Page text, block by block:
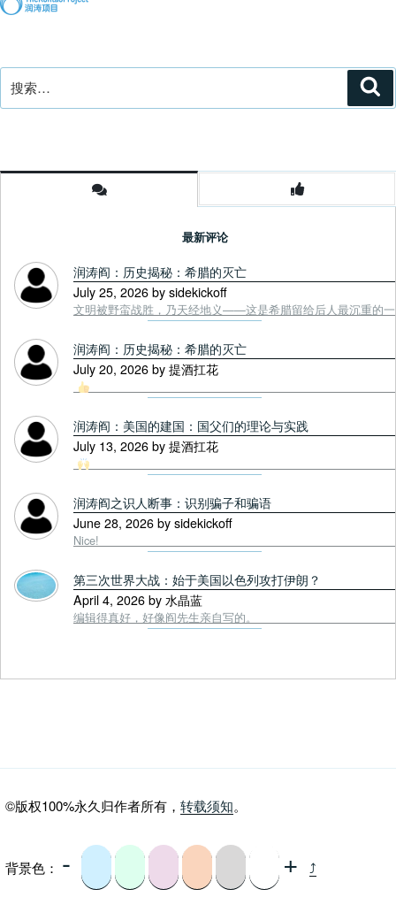
索：
最新评论
润涛阎：历史揭秘：希腊的灭亡
July 25, 2026 by sidekickoff
文明被野蛮战胜，乃天经地义——这是希腊留给后人最沉重的
润涛阎：历史揭秘：希腊的灭亡
July 20, 2026 by 提酒扛花
润涛阎：美国的建国：国父们的理论与实践
July 13, 2026 by 提酒扛花
润涛阎之识人断事：识别骗子和骗语
June 28, 2026 by sidekickoff
Nice!
第三次世界大战：始于美国以色列攻打伊朗？
April 4, 2026 by 水晶蓝
编辑得真好，好像阎先生亲自写的。
©版权100%永久归作者所有， 转载须知。
背景色： - + ⤴